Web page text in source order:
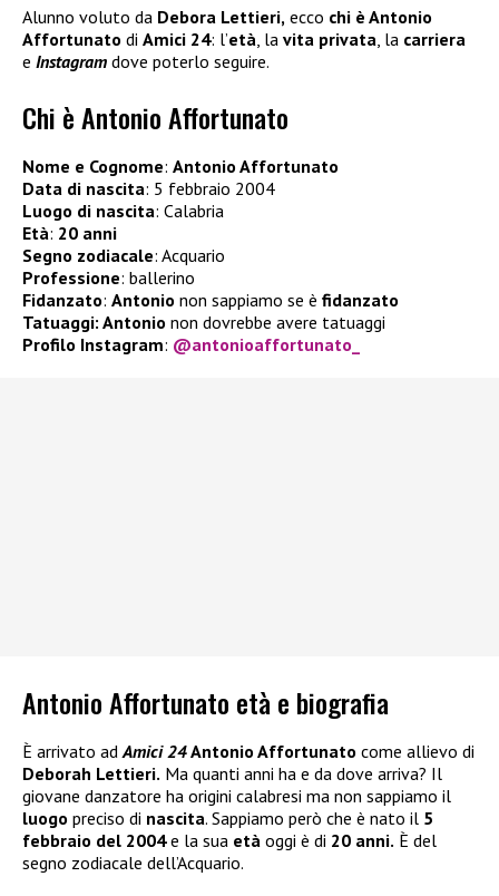
Alunno voluto da Debora Lettieri, ecco chi è Antonio
Affortunato di Amici 24: l’età , la vita privata , la carriera
e Instagram dove poterlo seguire.
Chi è Antonio Affortunato
Nome e Cognome: Antonio Affortunato
Data di nascita: 5 febbraio 2004
Luogo di nascita: Calabria
Età: 20 anni
Segno zodiacale: Acquario
Professione: ballerino
Fidanzato: Antonio non sappiamo se è fidanzato
Tatuaggi: Antonio non dovrebbe avere tatuaggi
Profilo Instagram: @antonioaffortunato_
Antonio Affortunato età e biografia
È arrivato ad Amici 24Antonio Affortunato come allievo di
Deborah Lettieri. Ma quanti anni ha e da dove arriva? Il
giovane danzatore ha origini calabresi ma non sappiamo il
luogo preciso di nascita. Sappiamo però che è nato il 5
febbraio del 2004e la sua età oggi è di 20 anni. È del
segno zodiacale dell’Acquario.